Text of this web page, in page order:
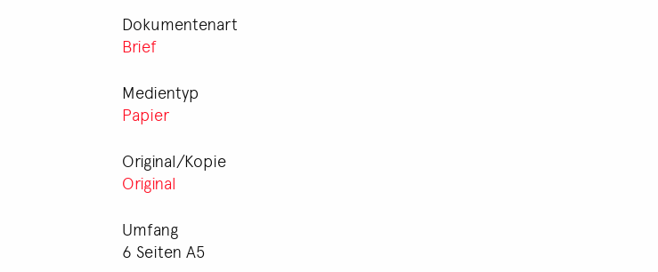
Dokumentenart
Brief
Medientyp
Papier
Original/Kopie
Original
Umfang
6 Seiten A5